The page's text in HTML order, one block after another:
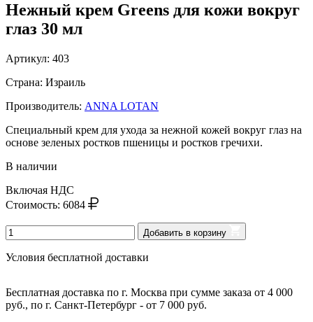
Нежный крем Greens для кожи вокруг
глаз 30 мл
Артикул: 403
Страна: Израиль
Производитель: ANNA LOTAN
Специальный крем для ухода за нежной кожей вокруг глаз на
основе зеленых ростков пшеницы и ростков гречихи.
В наличии
Включая НДС
Стоимость: 6084
Добавить в корзину
Условия бесплатной доставки
Бесплатная доставка по г. Москва при сумме заказа от 4 000
руб., по г. Санкт-Петербург - от 7 000 руб.